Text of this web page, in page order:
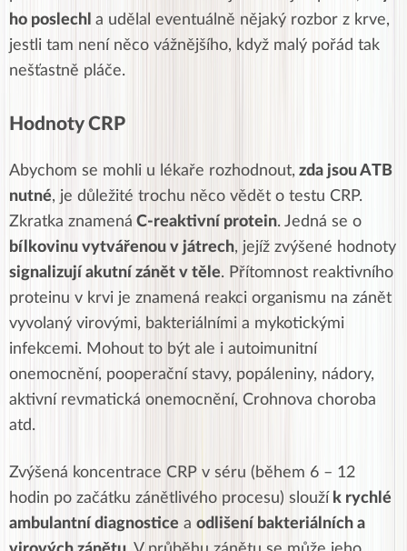
ho poslechl a udělal eventuálně nějaký rozbor z krve,
jestli tam není něco vážnějšího, když malý pořád tak
nešťastně pláče.
Hodnoty CRP
Abychom se mohli u lékaře rozhodnout, zda jsou ATB
nutné, je důležité trochu něco vědět o testu CRP.
Zkratka znamená C-reaktivní protein. Jedná se o
bílkovinu vytvářenou v játrech, jejíž zvýšené hodnoty
signalizují akutní zánět v těle. Přítomnost reaktivního
proteinu v krvi je znamená reakci organismu na zánět
vyvolaný virovými, bakteriálními a mykotickými
infekcemi. Mohout to být ale i autoimunitní
onemocnění, pooperační stavy, popáleniny, nádory,
aktivní revmatická onemocnění, Crohnova choroba
atd.
Zvýšená koncentrace CRP v séru (během 6 – 12
hodin po začátku zánětlivého procesu) slouží k rychlé
ambulantní diagnostice a odlišení bakteriálních a